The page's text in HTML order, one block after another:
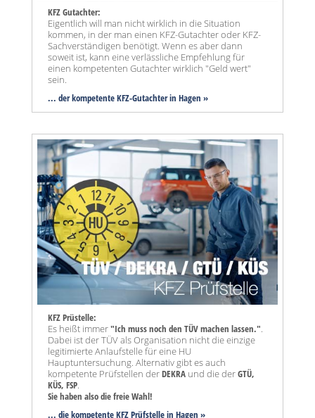
KFZ Gutachter:
Eigentlich will man nicht wirklich in die Situation
kommen, in der man einen KFZ-Gutachter oder KFZ-
Sachverständigen benötigt. Wenn es aber dann
soweit ist, kann eine verlässliche Empfehlung für
einen kompetenten Gutachter wirklich "Geld wert"
sein.
... der kompetente KFZ-Gutachter in Hagen »
KFZ Prüstelle:
Es heißt immer"Ich muss noch den TÜV machen lassen.".
Dabei ist der TÜV als Organisation nicht die einzige
legitimierte Anlaufstelle für eine HU
Hauptuntersuchung. Alternativ gibt es auch
kompetente Prüfstellen derDEKRA und die derGTÜ,
KÜS, FSP.
Sie haben also die freie Wahl!
... die kompetente KFZ Prüfstelle in Hagen »